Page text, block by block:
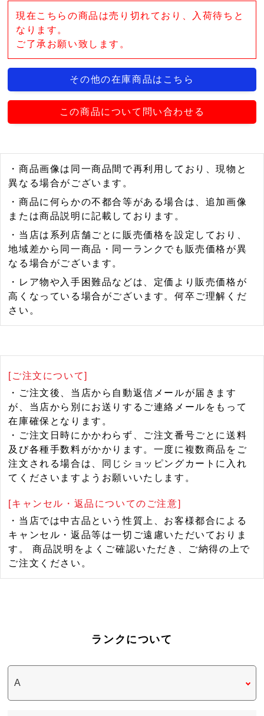
現在こちらの商品は売り切れており、入荷待ちと
なります。
ご了承お願い致します。
その他の在庫商品はこちら
この商品について問い合わせる
・商品画像は同一商品間で再利用しており、現物と
異なる場合がございます。
・商品に何らかの不都合等がある場合は、追加画像
または商品説明に記載しております。
・当店は系列店舗ごとに販売価格を設定しており、
地域差から同一商品・同一ランクでも販売価格が異
なる場合がございます。
・レア物や入手困難品などは、定価より販売価格が
高くなっている場合がございます。何卒ご理解くだ
さい。
[ご注文について]
・ご注文後、当店から自動返信メールが届きます
が、当店から別にお送りするご連絡メールをもって
在庫確保となります。
・ご注文日時にかかわらず、ご注文番号ごとに送料
及び各種手数料がかかります。一度に複数商品をご
注文される場合は、同じショッピングカートに入れ
てくださいますようお願いいたします。
[キャンセル・返品についてのご注意]
・当店では中古品という性質上、お客様都合による
キャンセル・返品等は一切ご遠慮いただいておりま
す。 商品説明をよくご確認いただき、ご納得の上で
ご注文ください。
ランクについて